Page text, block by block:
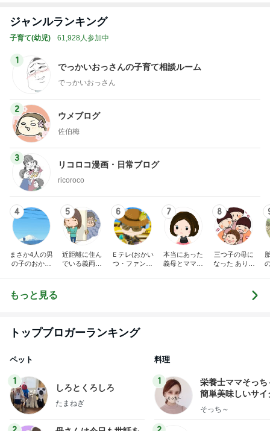
ジャンルランキング
子育て(幼児) 61,928人参加中
1
でっかいおっさんの子育て相談ルーム
でっかいおっさん
2
ウメブログ
佐伯梅
3
リコロコ漫画・日常ブログ
ricoroco
4
まさか4人の男
の子のおかあ
5
近距離に住ん
でいる義両親
6
Ｅテレ(おかい
つ・ファンタ
7
本当にあった
義母とママ友
8
三つ子の母に
なった ありつ
もっと見る
トップブロガーランキング
ペット
1
しろとくろしろ
たまねぎ
料理
1
栄養士ママそっち
簡単美味しいサイ
献立
そっち～